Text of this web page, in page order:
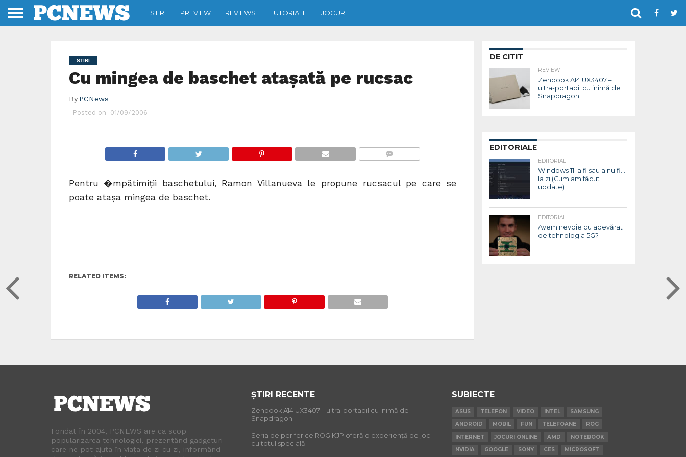
STIRI PREVIEW REVIEWS TUTORIALE JOCURI
STIRI
Cu mingea de baschet ataşată pe rucsac
By PCNews
Posted on 01/09/2006
Pentru �mpătimiţii baschetului, Ramon Villanueva le propune rucsacul pe care se
poate ataşa mingea de baschet.
RELATED ITEMS:
DE CITIT
REVIEW
Zenbook A14 UX3407 –
ultra-portabil cu inimă de
Snapdragon
EDITORIALE
EDITORIAL
Windows 11: a fi sau a nu fi…
la zi (Cum am făcut
update)
EDITORIAL
Avem nevoie cu adevărat
de tehnologia 5G?
Fondat în 2004, PCNEWS are ca scop
popularizarea tehnologiei, prezentând gadgeturi
care ne pot ajuta în viața de zi cu zi, informând
ȘTIRI RECENTE
Zenbook A14 UX3407 – ultra-portabil cu inimă de
Snapdragon
Seria de periferice ROG KJP oferă o experiență de joc
cu totul specială
SUBIECTE
ASUS TELEFON VIDEO INTEL
SAMSUNG
ANDROID
MOBIL FUN TELEFOANE
ROG
INTERNET
JOCURI ONLINE AMD
NOTEBOOK
NVIDIA
GOOGLE SONY CES MICROSOFT